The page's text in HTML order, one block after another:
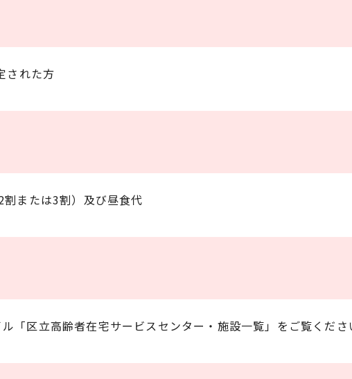
された方
または3割）及び昼食代
「区立高齢者在宅サービスセンター・施設一覧」をご覧くださ